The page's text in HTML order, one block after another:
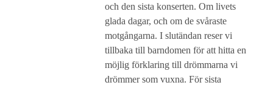
och den sista konserten. Om livets
glada dagar, och om de svåraste
motgångarna. I slutändan reser vi
tillbaka till barndomen för att hitta en
möjlig förklaring till drömmarna vi
drömmer som vuxna. För sista